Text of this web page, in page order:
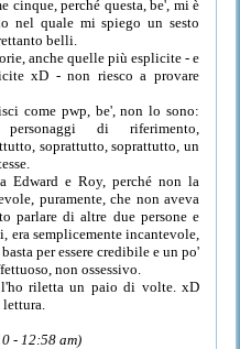
cinque, perché questa, be', mi è
nel quale mi spiego un sesto
belli.
anche quelle più esplicite - e
xD - non riesco a provare
come pwp, be', non lo sono:
di riferimento,
soprattutto, soprattutto, un
Edward e Roy, perché non la
puramente, che non aveva
parlare di altre due persone e
era semplicemente incantevole,
per essere credibile e un po'
non ossessivo.
l'ho riletta un paio di volte. xD
- 12:58 am)